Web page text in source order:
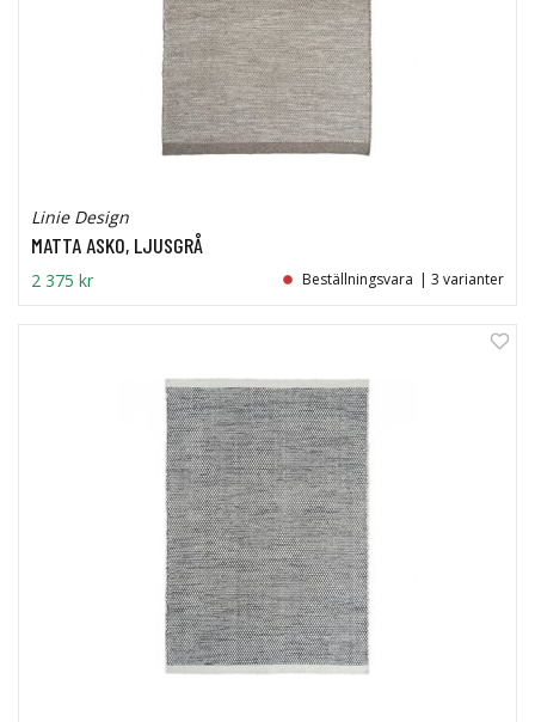
Linie Design
MATTA ASKO, LJUSGRÅ
2 375 kr Beställningsvara | 3 varianter